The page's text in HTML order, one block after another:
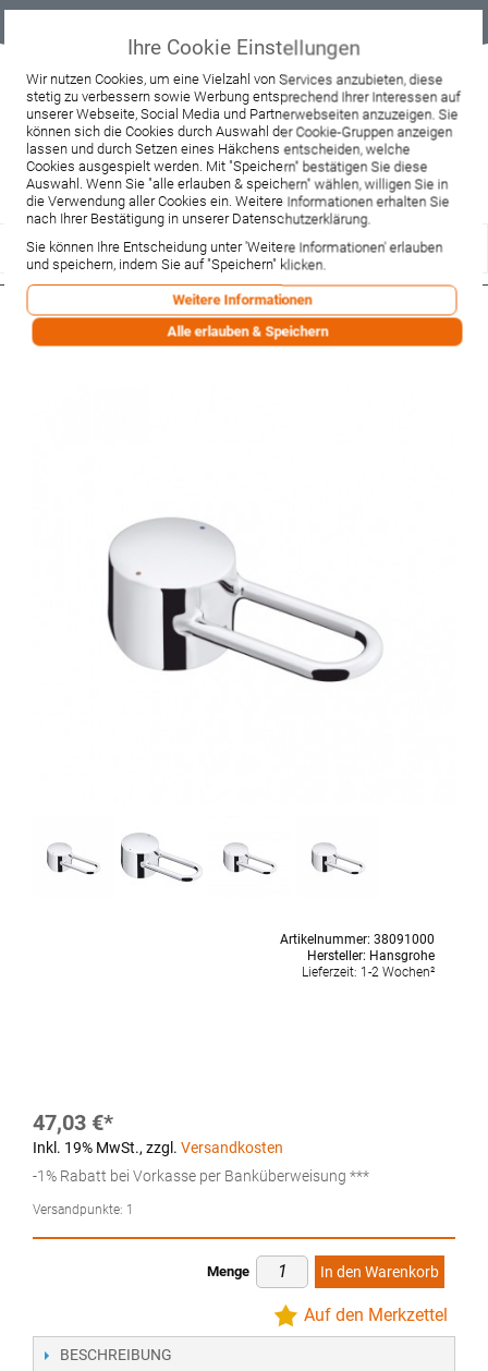
Beratung & Verkauf
+49 37467 66944
Montag - Freitag:
10:00 - 12:00 Uhr
13:00 - 16:00 Uhr
Samstag:
9:00 - 12:00 Uhr
Lieferzeitanfrage Widerruf
Hansgrohe Bügelgriff Axor Uno
chrom (38091000)
Artikelnummer: 38091000
Hersteller: Hansgrohe
Lieferzeit: 1-2 Wochen²
47,03 €
Inkl. 19% MwSt., zzgl. Versandkosten
-1% Rabatt bei Vorkasse per Banküberweisung ***
Versandpunkte: 1
Menge In den Warenkorb
Auf den Merkzettel
BESCHREIBUNG
Ihre Cookie Einstellungen
Wir nutzen Cookies, um eine Vielzahl von Services anzubieten, diese
stetig zu verbessern sowie Werbung entsprechend Ihrer Interessen auf
unserer Webseite, Social Media und Partnerwebseiten anzuzeigen. Sie
können sich die Cookies durch Auswahl der Cookie-Gruppen anzeigen
lassen und durch Setzen eines Häkchens entscheiden, welche
Cookies ausgespielt werden. Mit "Speichern" bestätigen Sie diese
Auswahl. Wenn Sie "alle erlauben & speichern" wählen, willigen Sie in
die Verwendung aller Cookies ein. Weitere Informationen erhalten Sie
nach Ihrer Bestätigung in unserer Datenschutzerklärung.
Sie können Ihre Entscheidung unter 'Weitere Informationen' erlauben
und speichern, indem Sie auf "Speichern" klicken.
Weitere Informationen
Alle erlauben & Speichern